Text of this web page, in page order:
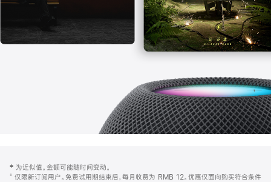
页
注
‡ 为近似值。金额可能随时间变动。
⁺ 仅限新订阅用户。免费试用期结束后，每月收费为 RMB 12。优惠仅面向购买符合条件